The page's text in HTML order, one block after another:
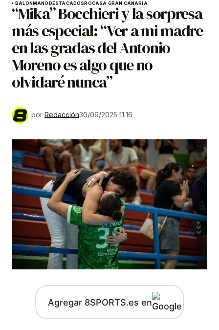
BALONMANODESTACADOSROCASA GRAN CANARIA
“Mika” Bocchieri y la sorpresa
más especial: “Ver a mi madre
en las gradas del Antonio
Moreno es algo que no
olvidaré nunca”
por Redacción30/09/2025 11:16
Agregar 8SPORTS.es en